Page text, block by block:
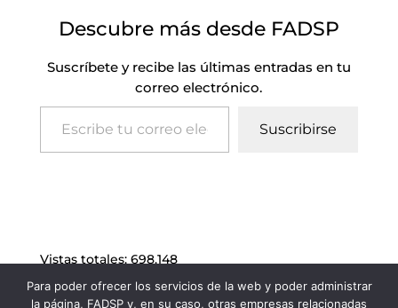
Descubre más desde FADSP
Suscríbete y recibe las últimas entradas en tu
correo electrónico.
Escribe tu correo electrónico…
Suscribirse
Vistas totales: 698.148
Para poder ofrecer los servicios de la web y poder administrar
la página, FADSP y, en su caso, otras empresas relacionadas